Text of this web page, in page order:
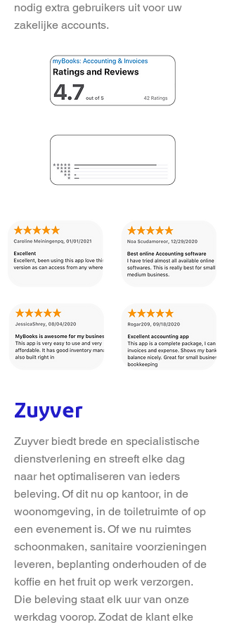
nodig extra gebruikers uit voor uw
zakelijke accounts.
Zuyver
Zuyver biedt brede en specialistische
dienstverlening en streeft elke dag
naar het optimaliseren van ieders
beleving. Of dit nu op kantoor, in de
woonomgeving, in de toiletruimte of op
een evenement is. Of we nu ruimtes
schoonmaken, sanitaire voorzieningen
leveren, beplanting onderhouden of de
koffie en het fruit op werk verzorgen.
Die beleving staat elk uur van onze
werkdag voorop. Zodat de klant elke